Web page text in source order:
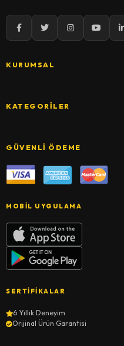
KURUMSAL
KATEGORILER
GÜVENLI ÖDEME
MOBIL UYGULAMA
SERTIFIKALAR
6 Yıllık Deneyim
Orijinal Ürün Garantisi